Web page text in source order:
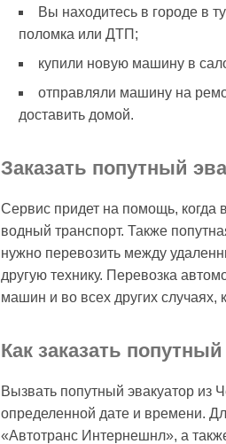
Вы находитесь в городе в
поломка или ДТП;
купили новую машину в
отправляли машину на
доставить домой.
Заказать попутный
Сервис придет на помощь, когда
водный транспорт. Также
нужно перевозить между
другую технику. Перевозка
машин и во всех других
Как заказать
Вызвать попутный эвакуатор из
определенной дате и времени.
«Автотранс Интернешнл», а